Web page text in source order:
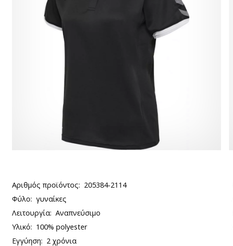
Αριθμός προϊόντος: 205384-2114
Φύλο: γυναίκες
Λειτουργία: Αναπνεύσιμο
Υλικό: 100% polyester
Εγγύηση: 2 χρόνια